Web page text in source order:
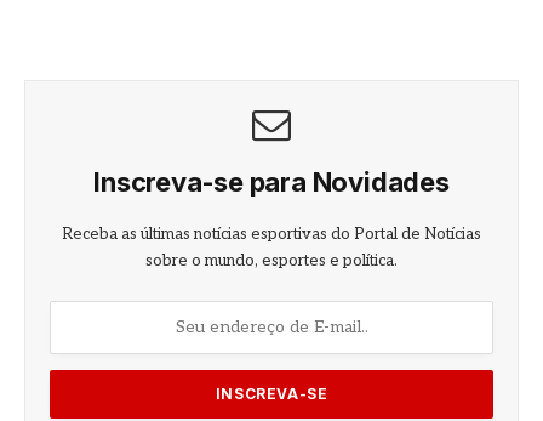
Inscreva-se para Novidades
Receba as últimas notícias esportivas do Portal de Notícias
sobre o mundo, esportes e política.